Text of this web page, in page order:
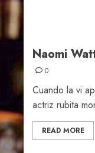
Naomi
0
Cuando la vi
actriz rubita
READ MORE